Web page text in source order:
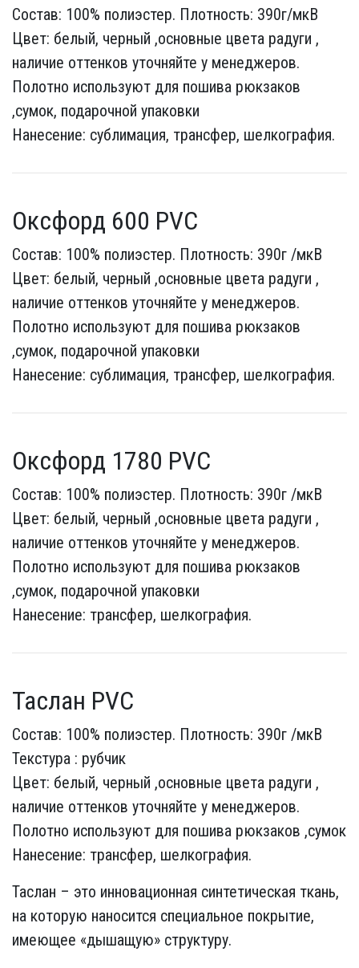
Состав: 100% полиэстер. Плотность: 390г/мкВ
Цвет: белый, черный ,основные цвета радуги ,
наличие оттенков уточняйте у менеджеров.
Полотно используют для пошива рюкзаков
,сумок, подарочной упаковки
Нанесение: сублимация, трансфер, шелкография.
Оксфорд 600 PVC
Состав: 100% полиэстер. Плотность: 390г /мкВ
Цвет: белый, черный ,основные цвета радуги ,
наличие оттенков уточняйте у менеджеров.
Полотно используют для пошива рюкзаков
,сумок, подарочной упаковки
Нанесение: сублимация, трансфер, шелкография.
Оксфорд 1780 PVC
Состав: 100% полиэстер. Плотность: 390г /мкВ
Цвет: белый, черный ,основные цвета радуги ,
наличие оттенков уточняйте у менеджеров.
Полотно используют для пошива рюкзаков
,сумок, подарочной упаковки
Нанесение: трансфер, шелкография.
Таслан PVC
Состав: 100% полиэстер. Плотность: 390г /мкВ
Текстура : рубчик
Цвет: белый, черный ,основные цвета радуги ,
наличие оттенков уточняйте у менеджеров.
Полотно используют для пошива рюкзаков ,сумок
Нанесение: трансфер, шелкография.
Таслан – это инновационная синтетическая ткань,
на которую наносится специальное покрытие,
имеющее «дышащую» структуру.